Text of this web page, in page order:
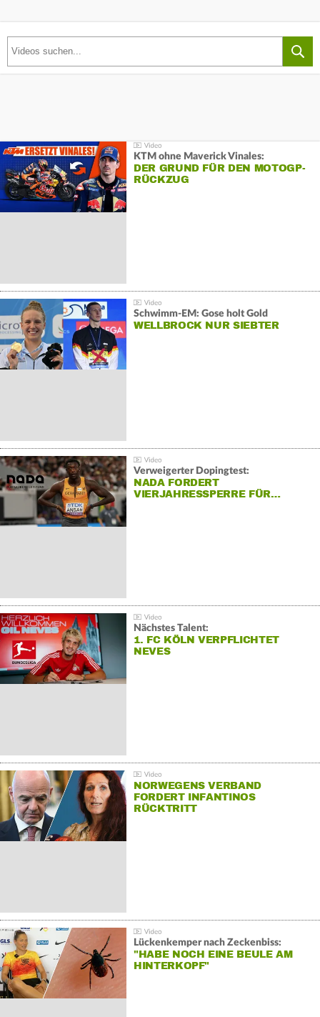
KTM ohne Maverick Vinales:
DER GRUND FÜR DEN MOTOGP-
RÜCKZUG
Schwimm-EM: Gose holt Gold
WELLBROCK NUR SIEBTER
Verweigerter Dopingtest:
NADA FORDERT
VIERJAHRESSPERRE FÜR…
Nächstes Talent:
1. FC KÖLN VERPFLICHTET
NEVES
NORWEGENS VERBAND
FORDERT INFANTINOS
RÜCKTRITT
Lückenkemper nach Zeckenbiss:
"HABE NOCH EINE BEULE AM
HINTERKOPF"